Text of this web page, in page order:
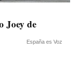
Joey de
España es Voz